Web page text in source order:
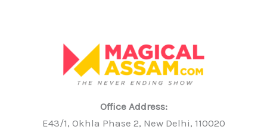
Office Address:
E43/1, Okhla Phase 2, New Delhi, 110020